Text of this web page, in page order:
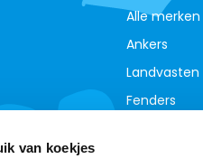
van koekjes
Alle merken
Ankers
Landvasten
Fenders